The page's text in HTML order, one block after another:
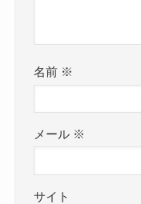
名前 ※
メール ※
サイト